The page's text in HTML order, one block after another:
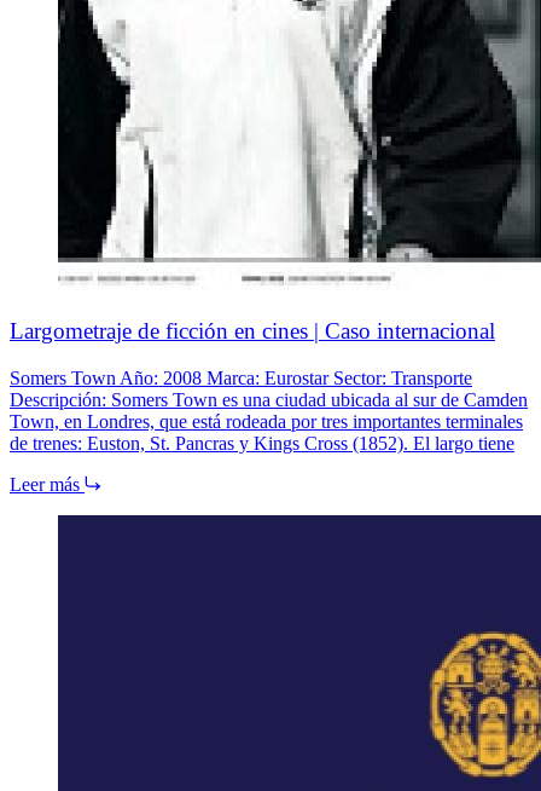
Largometraje de ficción en cines | Caso internacional
Somers Town Año: 2008 Marca: Eurostar Sector: Transporte
Descripción: Somers Town es una ciudad ubicada al sur de Camden
Town, en Londres, que está rodeada por tres importantes terminales
de trenes: Euston, St. Pancras y Kings Cross (1852). El largo tiene
Leer más